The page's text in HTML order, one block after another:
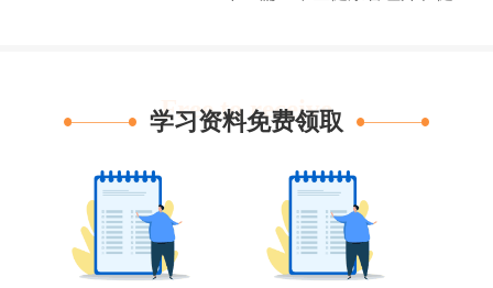
学习资料免费领取
Free to receive